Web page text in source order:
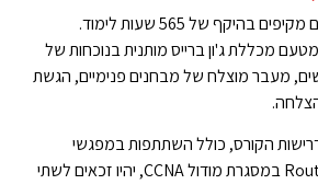
הקורס כולל 11 מודולים מקיפים בהיקף של 565 שעות לימוד.
מכללת ג'ון ברייס מותנית בנוכחות של
מהמפגשים, מעבר מוצלח של מבחנים פנימיים, הגשת
הקורס, כולל השתתפות במפגשי
Routing and Switching במסגרת מודול CCNA, יהיו זכאים לשתי